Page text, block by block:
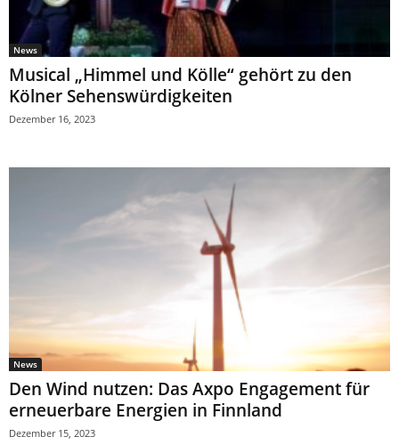
News
Musical „Himmel und Kölle“ gehört zu den
Kölner Sehenswürdigkeiten
Dezember 16, 2023
News
Den Wind nutzen: Das Axpo Engagement für
erneuerbare Energien in Finnland
Dezember 15, 2023